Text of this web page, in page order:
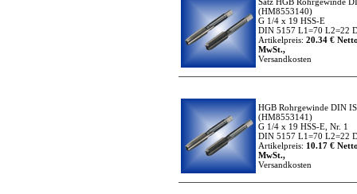
(HM8553140)
G 1/4 x 19 HSS-E
DIN 5157 L1=70 L2=22
Artikelpreis: 20.34 €
MwSt.,
Versandkosten
HGB Rohrgewinde DIN
(HM8553141)
G 1/4 x 19 HSS-E, Nr. 1
DIN 5157 L1=70 L2=22
Artikelpreis: 10.17 €
MwSt.,
Versandkosten